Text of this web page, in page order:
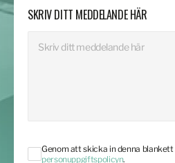
SKRIV DITT MEDDELANDE HÄR
Genom att skicka in denna
personuppgiftspolicyn.